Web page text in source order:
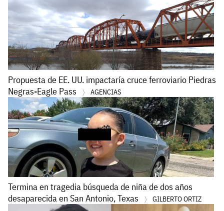
Propuesta de EE. UU. impactaría cruce ferroviario Piedras
Negras-Eagle Pass
AGENCIAS
Termina en tragedia búsqueda de niña de dos años
desaparecida en San Antonio, Texas
GILBERTO ORTIZ